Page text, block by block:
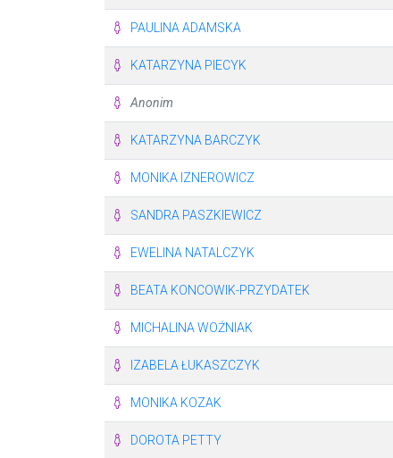
PAULINA ADAMSKA
KATARZYNA PIECYK
Anonim
KATARZYNA BARCZYK
MONIKA IZNEROWICZ
SANDRA PASZKIEWICZ
EWELINA NATALCZYK
BEATA KONCOWIK-PRZYDATEK
MICHALINA WOŹNIAK
IZABELA ŁUKASZCZYK
MONIKA KOZAK
DOROTA PETTY